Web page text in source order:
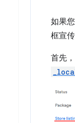
如果
框宣
首先